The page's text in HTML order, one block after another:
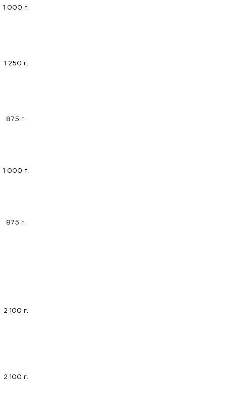
1 000 г.
1 250 г.
875 г.
1 000 г.
875 г.
2 100 г.
2 100 г.